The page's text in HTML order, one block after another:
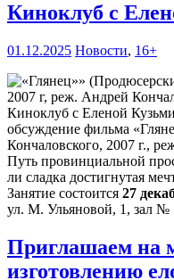
Киноклуб с
01.12.2025 Новости, 16+
Киноклуб с Еленой
обсуждение фильма
Кончаловского, 2007 г.,
Путь провинциальной
ли сладка достигнутая
Занятие состоится 27
ул. М. Ульяновой, 1, зал №
Приглашаем на
изготовлению